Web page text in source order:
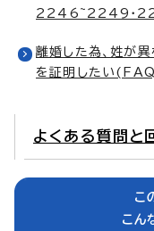
2246~2249・
離婚した為、姓が異
を証明したい
よくある質問と
こ
こん